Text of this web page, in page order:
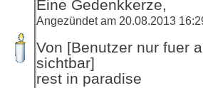
Eine Gedenkkerze,
Angezündet am 20.08.2013
Von [Benutzer nur fuer
sichtbar]
rest in paradise